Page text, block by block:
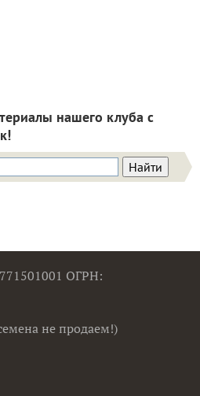
нашего клуба с
ОГРН:
не продаем!)